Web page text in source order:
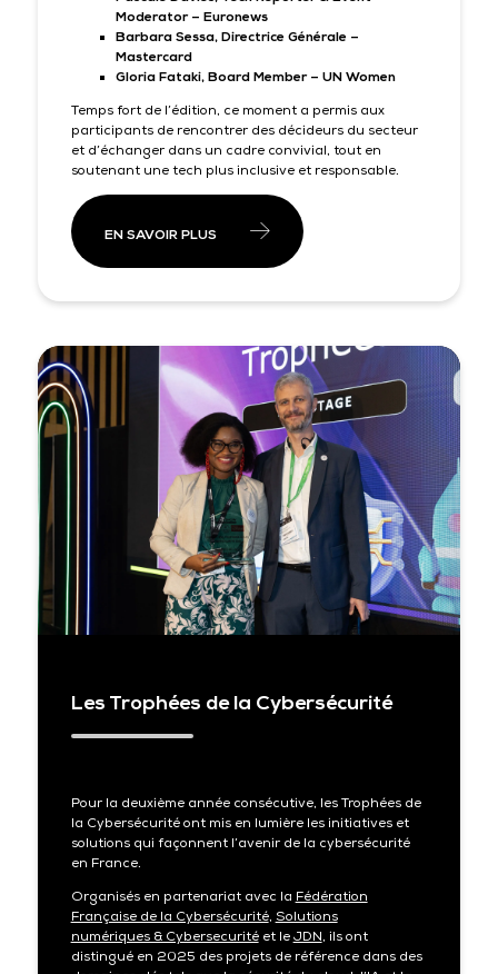
Moderator – Euronews
Barbara Sessa, Directrice Générale –
Mastercard
Gloria Fataki, Board Member – UN Women
Temps fort de l’édition, ce moment a permis aux
participants de rencontrer des décideurs du secteur
et d’échanger dans un cadre convivial, tout en
soutenant une tech plus inclusive et responsable.
EN SAVOIR PLUS
Les Trophées de la Cybersécurité
Pour la deuxième année consécutive, les Trophées de
la Cybersécurité ont mis en lumière les initiatives et
solutions qui façonnent l’avenir de la cybersécurité
en France.
Organisés en partenariat avec la Fédération
Française de la Cybersécurité, Solutions
numériques & Cybersecuritéet le JDN, ils ont
distingué en 2025 des projets de référence dans des